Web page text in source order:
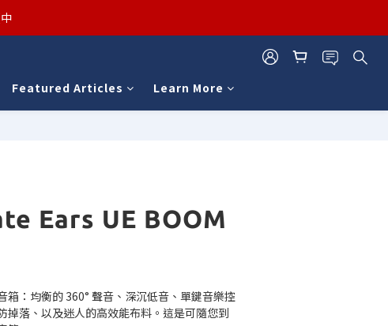
助
Featured Articles Learn More
Ears UE BOOM
箱：均衡的 360° 聲音、深沉低音、單鍵音樂控
掉落、以及迷人的高效能布料。這是可隨您到